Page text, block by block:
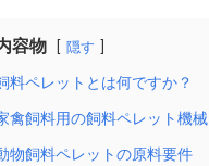
容物 隠す
料ペレットとは何ですか？
禽飼料用の飼料ペレット機械
物飼料ペレットの原料要件